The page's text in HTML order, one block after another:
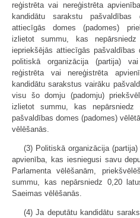
reģistrēta vai nereģistrēta
kandidātu sarakstu pašvaldības
attiecīgās domes (padomes)
izlietot summu, kas
iepriekšējās attiecīgās pašvaldības
politiskā organizācija (partija)
reģistrēta vai nereģistrēta
kandidātu sarakstus vairāku
visu šo domju (padomju)
izlietot summu, kas
pašvaldības domes (padomes)
vēlēšanās.
(3) Politiskā organizācija
apvienība, kas iesniegusi savu
Parlamenta vēlēšanām,
summu, kas nepārsniedz 0,20
Saeimas vēlēšanās.
(4) Ja deputātu kandidātu